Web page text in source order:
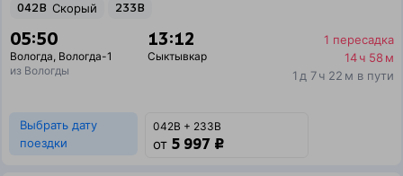
042В Скорый 233В
05:50
Вологда, Вологда-1
из Вологды
13:12
Сыктывкар
1 пересадка
14 ч 58 м
1 д 7 ч 22 м в пути
Выбрать дату
поездки
042В + 233В
от 5 997 ₽